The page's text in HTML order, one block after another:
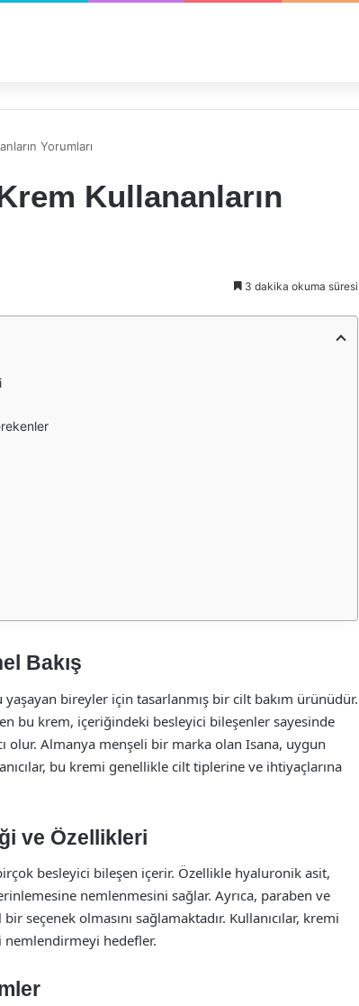
Yorumları
Kullananların
3 dakika okuma süresi
Bakış
bireyler için tasarlanmış bir cilt bakım ürünüdür.
bu krem, içeriğindeki besleyici bileşenler sayesinde
olur. Almanya menşeli bir marka olan Isana, uygun
bu kremi genellikle cilt tiplerine ve ihtiyaçlarına
ve Özellikleri
besleyici bileşen içerir. Özellikle hyaluronik asit,
nemlenmesini sağlar. Ayrıca, paraben ve
seçenek olmasını sağlamaktadır. Kullanıcılar, kremi
hedefler.